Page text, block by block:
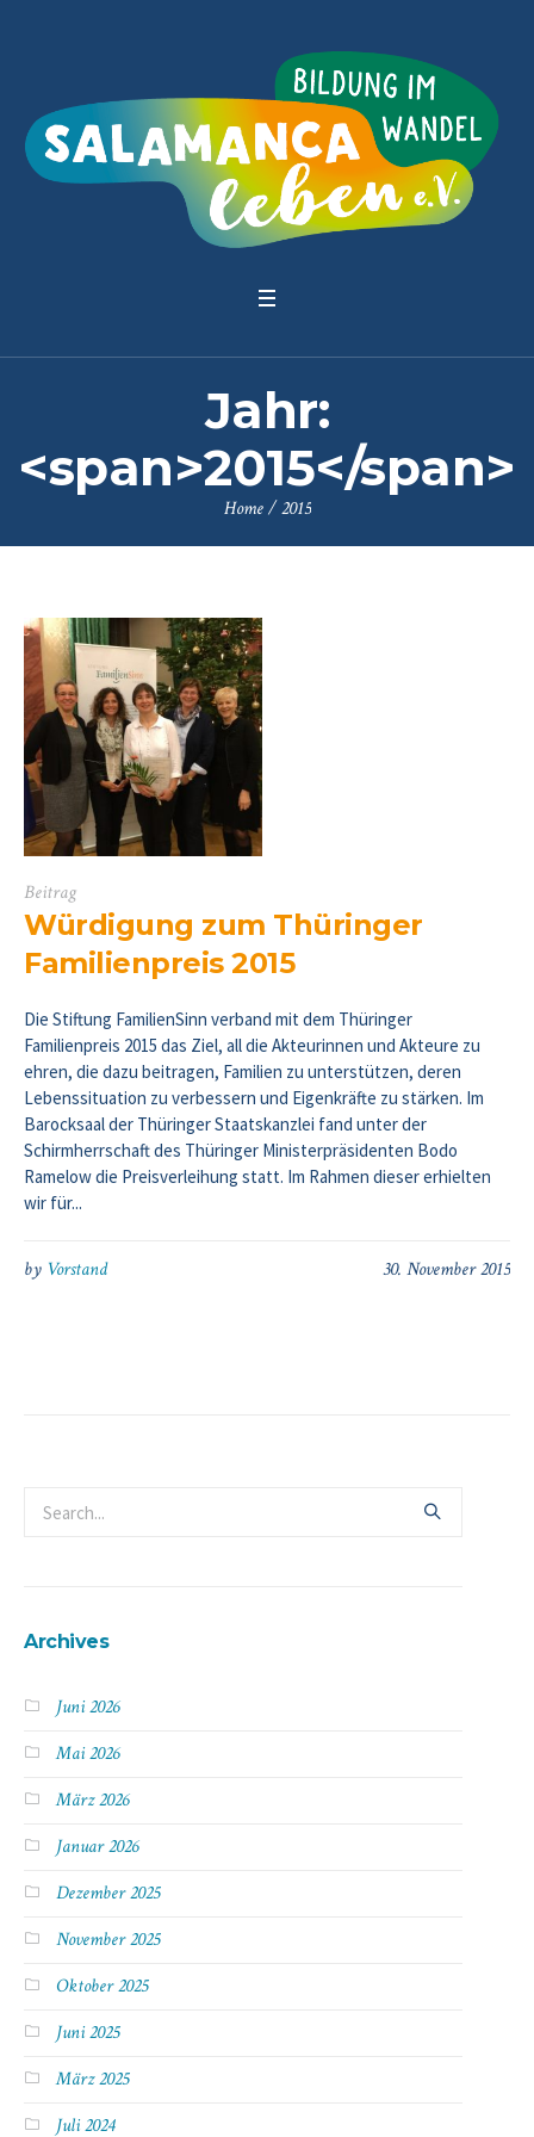
Jahr:
<span>2015</span>
Home /2015
Beitrag
Würdigung zum Thüringer
Familienpreis 2015
Die Stiftung FamilienSinn verband mit dem Thüringer
Familienpreis 2015 das Ziel, all die Akteurinnen und Akteure zu
ehren, die dazu beitragen, Familien zu unterstützen, deren
Lebenssituation zu verbessern und Eigenkräfte zu stärken. Im
Barocksaal der Thüringer Staatskanzlei fand unter der
Schirmherrschaft des Thüringer Ministerpräsidenten Bodo
Ramelow die Preisverleihung statt. Im Rahmen dieser erhielten
wir für...
30. November 2015
by Vorstand
Archives
Juni 2026
Mai 2026
März 2026
Januar 2026
Dezember 2025
November 2025
Oktober 2025
Juni 2025
März 2025
Juli 2024